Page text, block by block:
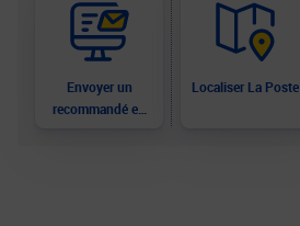
Envoyer un
recommandé en
Localiser La Poste